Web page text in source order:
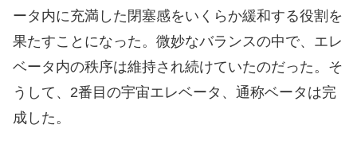
ータ内に充満した閉塞感をいくらか緩和する役割を
果たすことになった。微妙なバランスの中で、エレ
ベータ内の秩序は維持され続けていたのだった。そ
うして、2番目の宇宙エレベータ、通称ベータは完
成した。